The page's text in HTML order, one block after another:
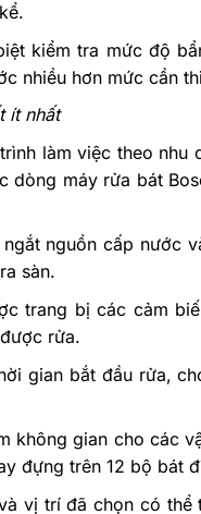
kiểm tra mức độ
nhiều hơn mức cần
ít nhất
làm việc theo nhu
dòng máy rửa bát
nguồn cấp nước
sàn.
trang bị các cảm
rửa.
gian bắt đầu rửa,
không gian cho các
đựng trên 12 bộ bát
vị trí đã chọn có thể